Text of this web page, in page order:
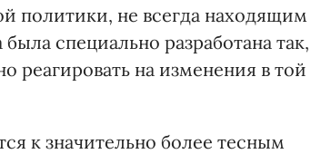
политики, не всегда находящим
специально разработана так,
реагировать на изменения в той
к значительно более тесным